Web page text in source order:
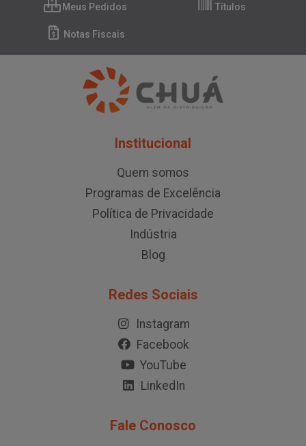
Meus Pedidos Títulos
Notas Fiscais
Institucional
Quem somos
Programas de Excelência
Política de Privacidade
Indústria
Blog
Redes Sociais
Instagram
Facebook
YouTube
LinkedIn
Fale Conosco